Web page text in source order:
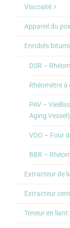
Viscosité
Appareil du
Enrobés
DSR –
Rhéomètre à
PAV –
Aging Vessel)
VDO – Four
BBR –
Extracteur de
Extracteur
Teneur en